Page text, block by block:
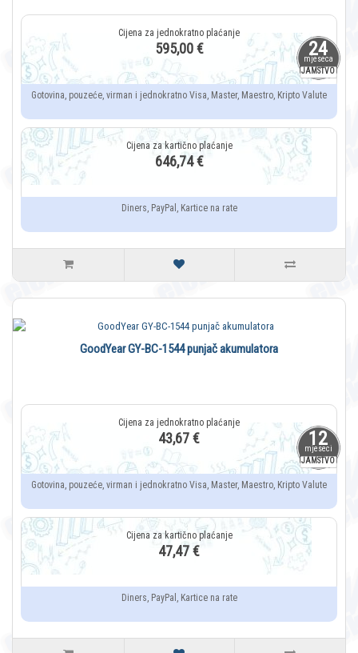
24
mjeseca
JAMSTVO
595,00 €
Gotovina, pouzeće, virman i jednokratno Visa, Master, Maestro, Kripto Valute
646,74 €
Diners, PayPal, Kartice na rate
12
mjeseci
JAMSTVO
GoodYear GY-BC-1544 punjač akumulatora
43,67 €
Gotovina, pouzeće, virman i jednokratno Visa, Master, Maestro, Kripto Valute
47,47 €
Diners, PayPal, Kartice na rate